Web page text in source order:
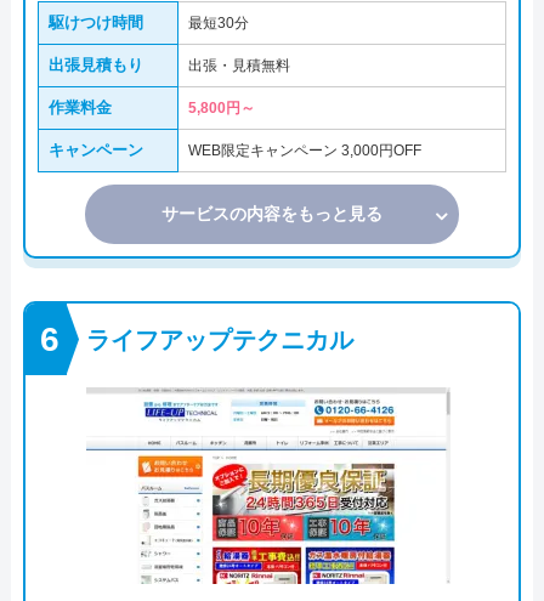
駆けつけ時間 最短30分
出張見積もり 出張・見積無料
作業料金 5,800円～
キャンペーン WEB限定キャンペーン 3,000円OFF
サービスの内容をもっと見る
ライフアップテクニカル